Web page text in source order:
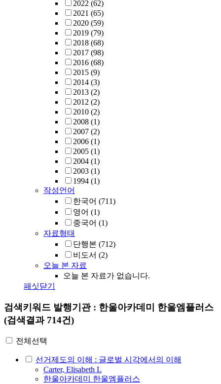
2022 (62)
2021 (65)
2020 (59)
2019 (79)
2018 (68)
2017 (98)
2016 (68)
2015 (9)
2014 (3)
2013 (2)
2012 (2)
2010 (2)
2008 (1)
2007 (2)
2006 (1)
2005 (1)
2004 (1)
2003 (1)
1994 (1)
작성언어
한국어 (711)
영어 (1)
중국어 (1)
자료형태
단행본 (712)
비도서 (2)
오늘 본 자료
오늘 본 자료가 없습니다.
패싯닫기
검색키워드 발행기관 : 한울아카데미 한울엠플러스
(검색결과 714건)
전체선택
선거제도의 이해 : 글로벌 시각에서의 이해
Carter, Elisabeth L
한울아카데미 한울엠플러스